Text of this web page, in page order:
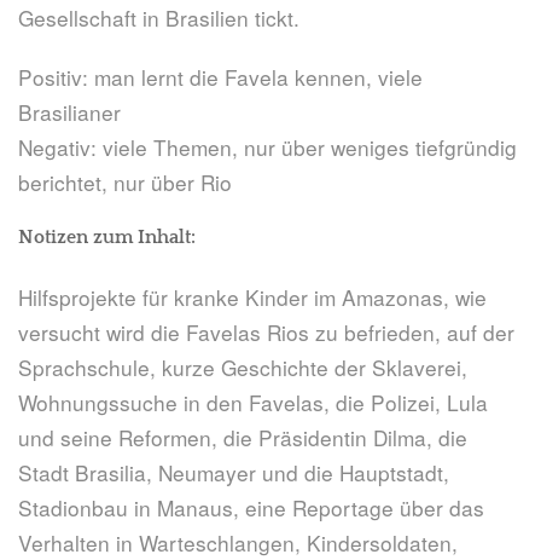
Gesellschaft in Brasilien tickt.
Positiv: man lernt die Favela kennen, viele
Brasilianer
Negativ: viele Themen, nur über weniges tiefgründig
berichtet, nur über Rio
Notizen zum Inhalt:
Hilfsprojekte für kranke Kinder im Amazonas, wie
versucht wird die Favelas Rios zu befrieden, auf der
Sprachschule, kurze Geschichte der Sklaverei,
Wohnungssuche in den Favelas, die Polizei, Lula
und seine Reformen, die Präsidentin Dilma, die
Stadt Brasilia, Neumayer und die Hauptstadt,
Stadionbau in Manaus, eine Reportage über das
Verhalten in Warteschlangen, Kindersoldaten,